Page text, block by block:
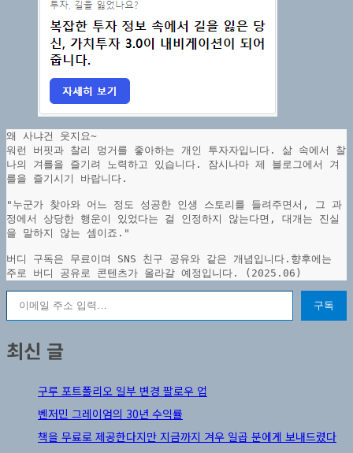
왜 사냐건 웃지요~
워런 버핏과 찰리 멍거를 좋아하는 개인 투자자입니다. 삶 속에서 찰
나의 겨를을 즐기려 노력하고 있습니다. 잠시나마 제 블로그에서 겨
를을 즐기시기 바랍니다.
"누군가 찾아와 어느 정도 성공한 인생 스토리를 들려주면서, 그 과
정에서 상당한 행운이 있었다는 걸 인정하지 않는다면, 대개는 진실
을 말하지 않는 셈이죠."
버디 구독은 무료이며 SNS 친구 공유와 같은 개념입니다.향후에는
주로 버디 공유로 콘텐츠가 올라갈 예정입니다. (2025.06)
이메일 주소 입력…
구독
최신 글
구루 포트폴리오 일부 변경 팔로우 업
벤저민 그레이엄의 30년 수익률
책을 무료로 제공한다지만 지금까지 겨우 일곱 분에게 보내드렸다